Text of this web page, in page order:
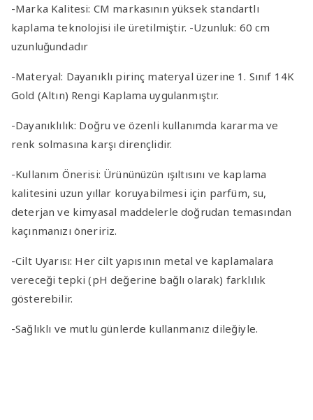
-Marka Kalitesi: CM markasının yüksek standartlı
kaplama teknolojisi ile üretilmiştir. -Uzunluk: 60 cm
uzunluğundadır
-Materyal: Dayanıklı pirinç materyal üzerine 1. Sınıf 14K
Gold (Altın) Rengi Kaplama uygulanmıştır.
-Dayanıklılık: Doğru ve özenli kullanımda kararma ve
renk solmasına karşı dirençlidir.
-Kullanım Önerisi: Ürününüzün ışıltısını ve kaplama
kalitesini uzun yıllar koruyabilmesi için parfüm, su,
deterjan ve kimyasal maddelerle doğrudan temasından
kaçınmanızı öneririz.
-Cilt Uyarısı: Her cilt yapısının metal ve kaplamalara
vereceği tepki (pH değerine bağlı olarak) farklılık
gösterebilir.
-Sağlıklı ve mutlu günlerde kullanmanız dileğiyle.